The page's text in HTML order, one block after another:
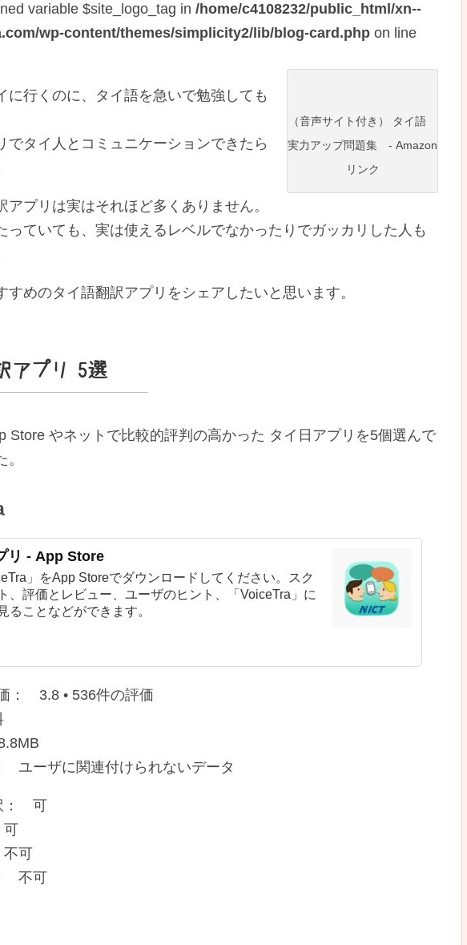
variable $site_logo_tag in /home/c4108232/public_html/xn--
wp-content/themes/simplicity2/lib/blog-card.php on line
（音声サイト付き） タイ語
実力アップ問題集 - Amazon
リンク
に行くのに、タイ語を急いで勉強しても
でタイ人とコミュニケーションできたら
アプリは実はそれほど多くありません。
っていても、実は使えるレベルでなかったりでガッカリした人も
すめのタイ語翻訳アプリをシェアしたいと思います。
アプリ 5選
Store やネットで比較的評判の高かった タイ日アプリを5個選んで
リ - App Store
」をApp Storeでダウンロードしてください。スク
、評価とレビュー、ユーザのヒント、「VoiceTra」に
ることなどができます。
： 3.8 • 536件の評価
ユーザに関連付けられないデータ
： 可
可
不可